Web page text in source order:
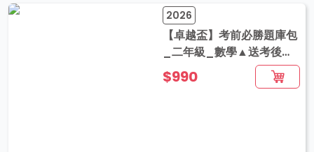
2026
【卓越盃】考前必勝題庫包
_二年級_數學▲送考後影
音解題
$990